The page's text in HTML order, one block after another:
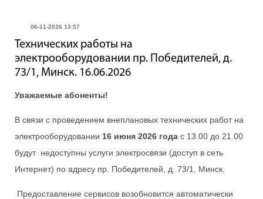
06-11-2026 13:57
Технических работы на
электрооборудовании пр. Победителей, д.
73/1, Минск. 16.06.2026
Уважаемые абоненты!
В связи с проведением внеплановых технических работ на
электрооборудовании 16 июня 2026 года с 13.00 до 21.00
будут недоступны услуги электросвязи (доступ в сеть
Интернет) по адресу пр. Победителей, д. 73/1, Минск.
Предоставление сервисов возобновится автоматически